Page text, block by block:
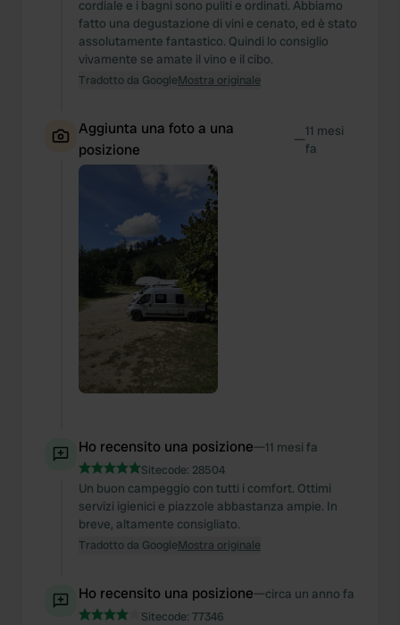
We also share information about your use of our site with
our social media, advertising and analytics partners who
may combine it with other information that you’ve
provided to them or that they’ve collected from your use
cordiale e i bagni sono puliti e ordinati. Abbiamo
fatto una degustazione di vini e cenato, ed è stato
assolutamente fantastico. Quindi lo consiglio
vivamente se amate il vino e il cibo.
Tradotto da GoogleMostra originale
Aggiunta una foto a una
posizione
—11 mesi
fa
Ho recensito una posizione—11 mesi fa
Sitecode: 28504
Un buon campeggio con tutti i comfort. Ottimi
servizi igienici e piazzole abbastanza ampie. In
breve, altamente consigliato.
Tradotto da GoogleMostra originale
Ho recensito una posizione—circa un anno fa
Sitecode: 77346